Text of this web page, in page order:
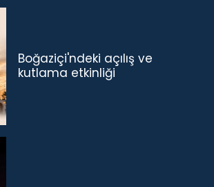
Boğaziçi'ndeki açılış ve
kutlama etkinliği